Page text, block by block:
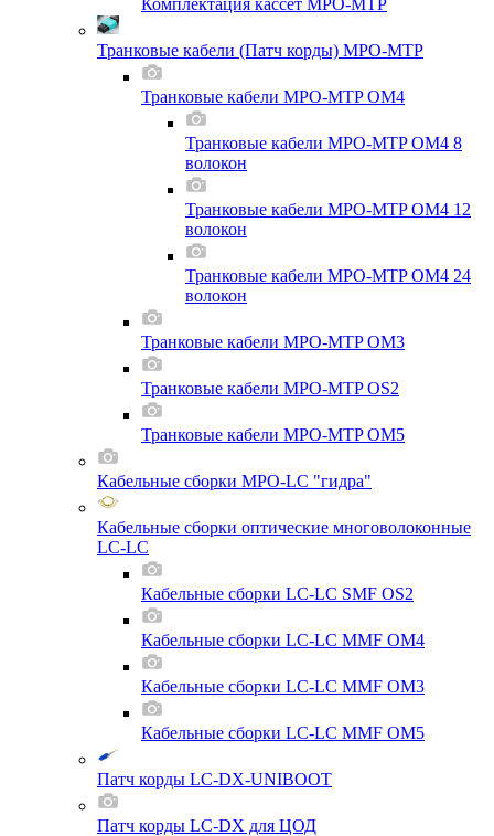
Комплектация кассет MPO-MTP
Транковые кабели (Патч корды) MPO-MTP
Транковые кабели MPO-MTP OM4
Транковые кабели MPO-MTP OM4 8
волокон
Транковые кабели MPO-MTP OM4 12
волокон
Транковые кабели MPO-MTP OM4 24
волокон
Транковые кабели MPO-MTP OM3
Транковые кабели MPO-MTP OS2
Транковые кабели MPO-MTP OM5
Кабельные сборки MPO-LC "гидра"
Кабельные сборки оптические многоволоконные
LC-LC
Кабельные сборки LC-LC SMF OS2
Кабельные сборки LC-LC MMF OM4
Кабельные сборки LC-LC MMF OM3
Кабельные сборки LC-LC MMF OM5
Патч корды LC-DX-UNIBOOT
Патч корды LC-DX для ЦОД